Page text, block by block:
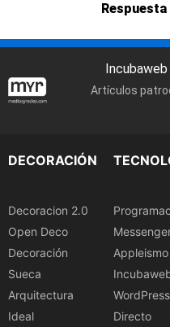
Respuesta
Artículos
DECORACIÓN
Decoracion 2.0
Open Deco
Decoración
Sueca
Arquitectura
Ideal
Appleismo
WordPress
Directo